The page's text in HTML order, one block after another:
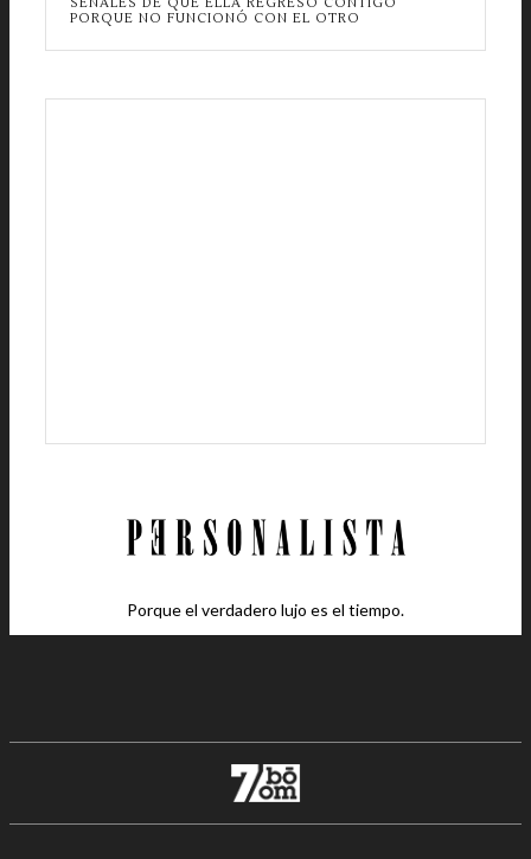
PORQUE NO FUNCIONÓ CON EL OTRO
Porque el verdadero lujo es el tiempo.